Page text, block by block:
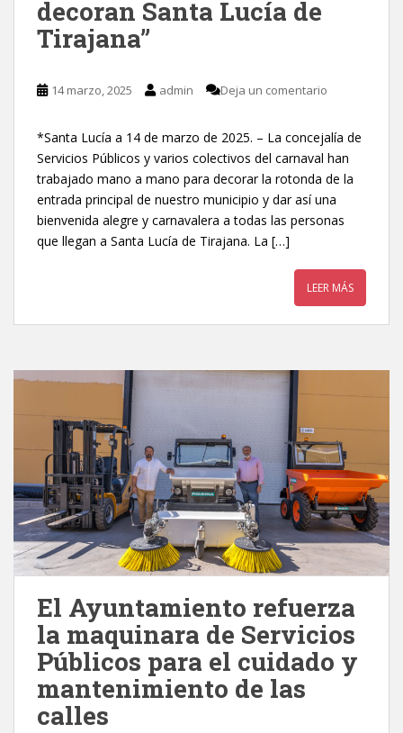
decoran Santa Lucía de
Tirajana”
14 marzo, 2025 admin Deja un comentario
*Santa Lucía a 14 de marzo de 2025. – La concejalía de
Servicios Públicos y varios colectivos del carnaval han
trabajado mano a mano para decorar la rotonda de la
entrada principal de nuestro municipio y dar así una
bienvenida alegre y carnavalera a todas las personas
que llegan a Santa Lucía de Tirajana. La […]
LEER MÁS
El Ayuntamiento refuerza
la maquinara de Servicios
Públicos para el cuidado y
mantenimiento de las
calles